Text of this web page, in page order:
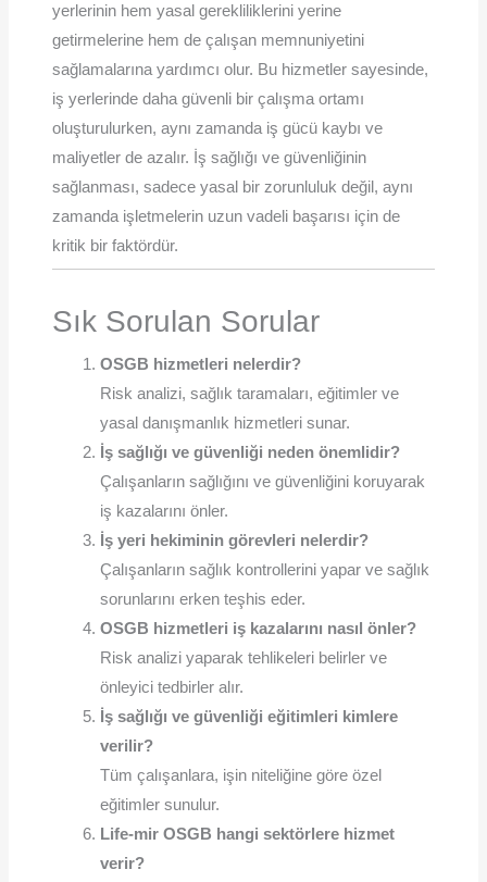
yerlerinin hem yasal gerekliliklerini yerine
getirmelerine hem de çalışan memnuniyetini
sağlamalarına yardımcı olur. Bu hizmetler sayesinde,
iş yerlerinde daha güvenli bir çalışma ortamı
oluşturulurken, aynı zamanda iş gücü kaybı ve
maliyetler de azalır. İş sağlığı ve güvenliğinin
sağlanması, sadece yasal bir zorunluluk değil, aynı
zamanda işletmelerin uzun vadeli başarısı için de
kritik bir faktördür.
Sık Sorulan Sorular
OSGB hizmetleri nelerdir?
Risk analizi, sağlık taramaları, eğitimler ve
yasal danışmanlık hizmetleri sunar.
İş sağlığı ve güvenliği neden önemlidir?
Çalışanların sağlığını ve güvenliğini koruyarak
iş kazalarını önler.
İş yeri hekiminin görevleri nelerdir?
Çalışanların sağlık kontrollerini yapar ve sağlık
sorunlarını erken teşhis eder.
OSGB hizmetleri iş kazalarını nasıl önler?
Risk analizi yaparak tehlikeleri belirler ve
önleyici tedbirler alır.
İş sağlığı ve güvenliği eğitimleri kimlere
verilir?
Tüm çalışanlara, işin niteliğine göre özel
eğitimler sunulur.
Life-mir OSGB hangi sektörlere hizmet
verir?